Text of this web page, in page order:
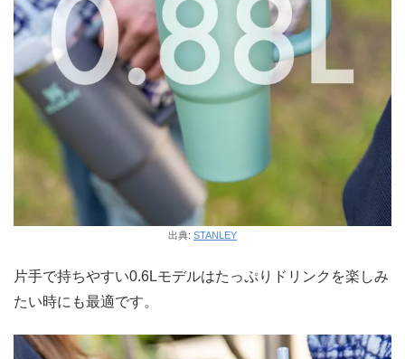
出典: STANLEY
片手で持ちやすい0.6Lモデルはたっぷりドリンクを楽しみ
たい時にも最適です。